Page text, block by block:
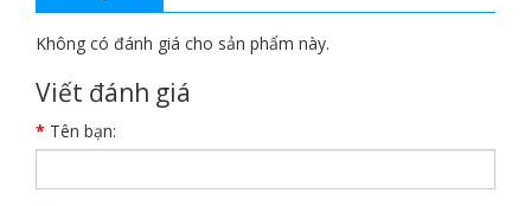
Không có đánh giá cho sản phẩm này.
Viết đánh giá
Tên bạn: